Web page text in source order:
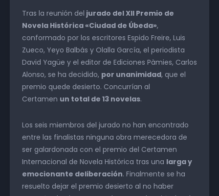
Tras la reunión del jurado del XII Premio de
Novela Histórica «Ciudad de Úbeda»,
conformado por los escritores Espido Freire, Luis
Zueco, Yeyo Balbás y Olalla García, el periodista
David Yagüe y el editor de Ediciones Pàmies, Carlos
Alonso, se ha decidido, por unanimidad, que el
premio quede desierto. Concurrían al
Certamen un total de 13 novelas.
Los seis miembros del jurado no han encontrado
entre las finalistas ninguna obra merecedora de
ser galardonada con el premio del Certamen
Internacional de Novela Histórica tras una larga y
emocionante deliberación. Finalmente se ha
resuelto dejar el premio desierto al no haber